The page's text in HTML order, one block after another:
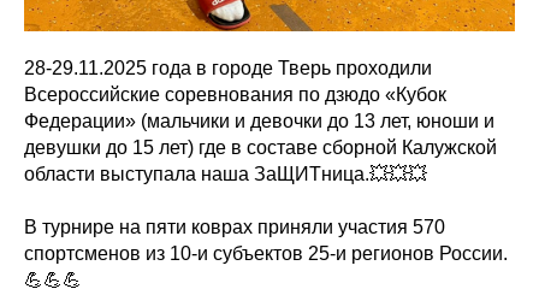
28-29.11.2025 года в городе Тверь проходили
Всероссийские соревнования по дзюдо «Кубок
Федерации» (мальчики и девочки до 13 лет, юноши и
девушки до 15 лет) где в составе сборной Калужской
области выступала наша ЗаЩИТница.💥💥💥
В турнире на пяти коврах приняли участия 570
спортсменов из 10-и субъектов 25-и регионов России.
💪💪💪